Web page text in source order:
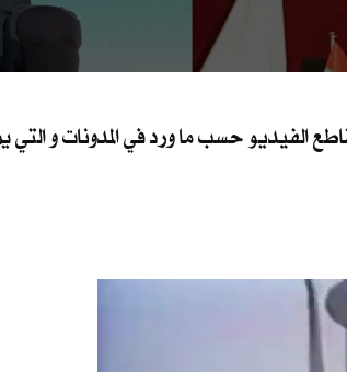
الفيديو حسب ما ورد في المدونات و